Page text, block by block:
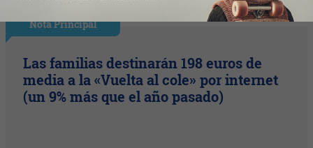
Nota Principal
Las familias destinarán 198 euros de
media a la «Vuelta al cole» por internet
(un 9% más que el año pasado)